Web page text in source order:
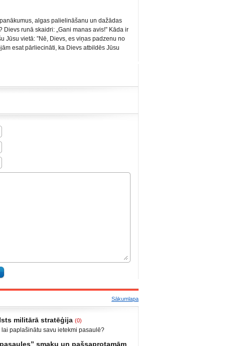
algas palielināšanu un dažādas
runā skaidri: „Gani manas avis!” Kāda ir
Jūsu vietā: ”Nē, Dievs, es viņas padzenu no
esat pārliecināti, ka Dievs atbildēs Jūsu
Sākumlapa
militārā stratēģija (0)
paplašinātu savu ietekmi pasaulē?
smaku un pašsaprotamām